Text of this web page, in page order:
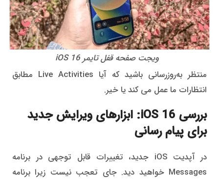
ویجت صفحه قفل تایمر iOS 16
منتظر به‌روزرسانی باشید که آیا Live Activities مطابق
انتظارات ما عمل می کند یا خیر.
بررسی iOS 16: ابزارهای ویرایش جدید
برای پیام رسانی
در آپدیت iOS جدید، تغییرات قابل توجهی در برنامه
Messages خواهید دید. جای تعجب نیست زیرا برنامه